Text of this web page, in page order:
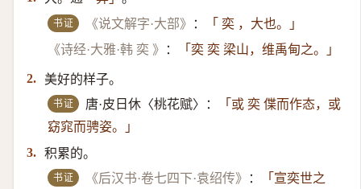
书证 《说文解字·大部》 ：
「 奕 ，大也。」
《诗经·大雅·韩 奕 》
： 「奕 奕 梁山，维禹甸之。」
2. 美好的样子。
书证 唐·皮日休〈桃花赋〉：
「或 奕 偞而作态，或
窈窕而骋姿。」
3. 积累的。
书证 《后汉书·卷七四下·袁绍传》 ：
「宣奕世之